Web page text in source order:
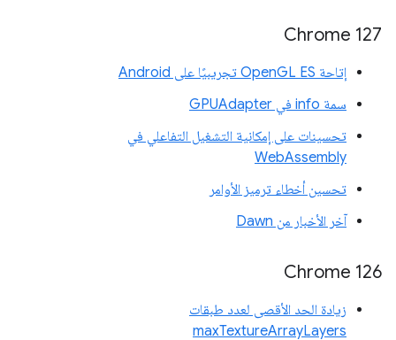
Chrome 127
إتاحة OpenGL ES تجريبيًا على Android
سمة info في GPUAdapter
تحسينات على إمكانية التشغيل التفاعلي في
WebAssembly
تحسين أخطاء ترميز الأوامر
آخر الأخبار من Dawn
Chrome 126
زيادة الحد الأقصى لعدد طبقات
maxTextureArrayLayers